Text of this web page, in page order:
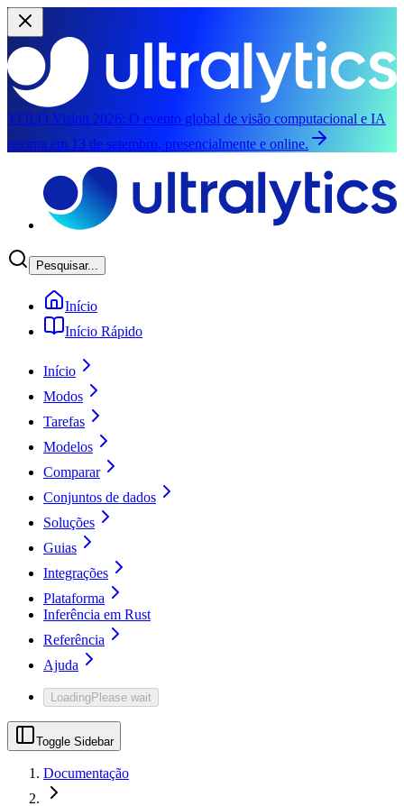
YOLO Vision 2026: O evento global de visão computacional e IA
retorna em 13 de setembro, presencialmente e online.
Pesquisar...
Início
Início Rápido
Início
Modos
Tarefas
Modelos
Comparar
Conjuntos de dados
Soluções
Guias
Integrações
Plataforma
Inferência em Rust
Referência
Ajuda
LoadingPlease wait
Toggle Sidebar
Documentação